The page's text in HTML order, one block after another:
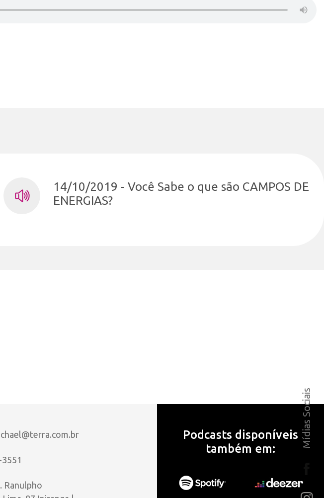
Mídias Sociais
14/10/2019 - Você Sabe o que são CAMPOS DE
ENERGIAS?
Ranulpho
Podcasts disponíveis
também em: